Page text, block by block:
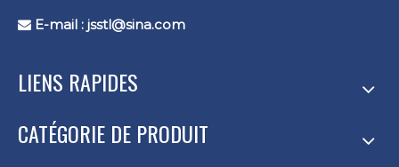
 E-mail : jsstl@sina.com
LIENS RAPIDES
CATÉGORIE DE PRODUIT